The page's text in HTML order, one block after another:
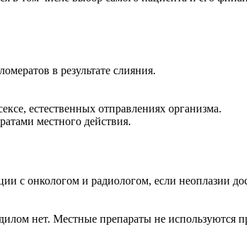
в результате слияния.
естественных отправлениях организма.
местного действия.
с онкологом и радиологом, если неоплазии
нет. Местные препараты не используются